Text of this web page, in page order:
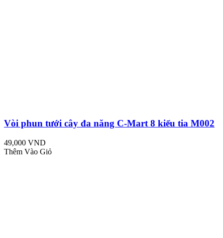
Vòi phun tưới cây đa năng C-Mart 8 kiểu tia M002
49,000 VND
Thêm Vào Giỏ